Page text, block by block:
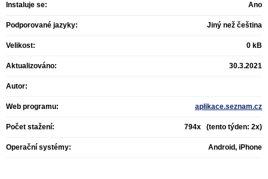
Instaluje se: Ano
Podporované jazyky: Jiný než čeština
Velikost: 0 kB
Aktualizováno: 30.3.2021
Autor:
Web programu: aplikace.seznam.cz
Počet stažení: 794x (tento týden: 2x)
Operační systémy: Android, iPhone